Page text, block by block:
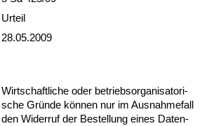
Urteil
28.05.2009
Wirt­schaft­li­che oder be­triebs­or­ga­ni­sa­to­ri­
sche Gründe können nur im Aus­nah­me­fall
den Wi­der­ruf der Be­stel­lung ei­nes Da­ten­